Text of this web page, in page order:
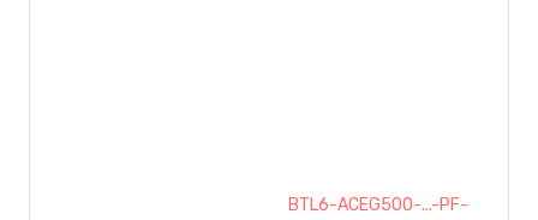
BTL6-ACEG500-...-PF-